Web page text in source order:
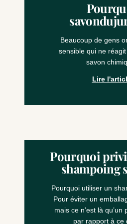
Beaucoup de gens
sensible qui ne
savon
Lire
Pourquoi
shampoing
Pourquoi utiliser un
Pour éviter un
mais ce n’est là qu’un
par rapport à ce
a
g
a
g
a
g